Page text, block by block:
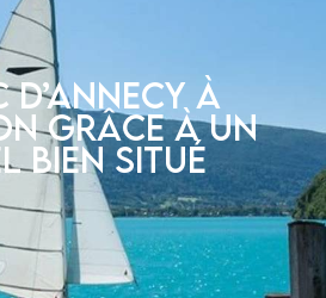
d’Annecy à
grâce à un
bien situé